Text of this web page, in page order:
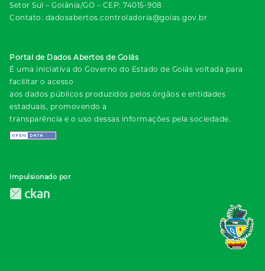
Setor Sul – Goiânia/GO – CEP: 74015-908
Contato: dadosabertos.controladoria@goias.gov.br
Portal de Dados Abertos de Goiás
É uma iniciativa do Governo do Estado de Goiás voltada para
facilitar o acesso
aos dados públicos produzidos pelos órgãos e entidades
estaduais, promovendo a
transparência e o uso dessas informações pela sociedade.
Impulsionado por